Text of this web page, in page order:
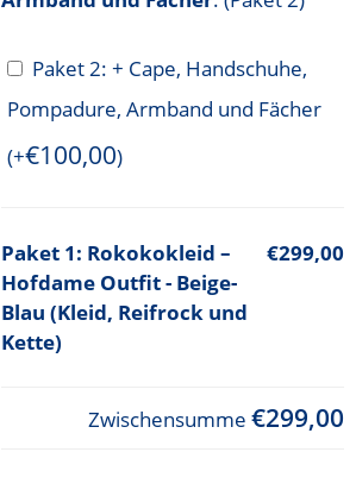
Paket 2: + Cape, Handschuhe,
Pompadure, Armband und Fächer
(+€100,00)
Rokokokleid –
Hofdame Outfit - Beige-
Blau (Kleid, Reifrock und
Kette)
€299,00
Zwischensumme €299,00